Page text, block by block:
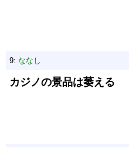
9: ななし
カジノの景品は萎える